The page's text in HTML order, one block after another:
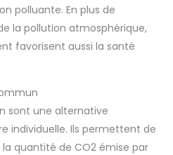
polluante. En plus de
la pollution atmosphérique,
favorisent aussi la santé
sont une alternative
individuelle. Ils permettent de
quantité de CO2 émise par